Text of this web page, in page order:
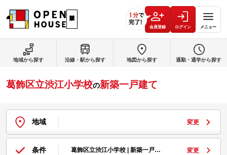
会員登録 ログイン メニュー
葛飾区立渋江小学校の新築一戸建て
地域 変更
条件 葛飾区立渋江小学校 | 新築一戸… 変更
地域から探す 沿線・駅から探す 地図から探す 通勤・通学から探す